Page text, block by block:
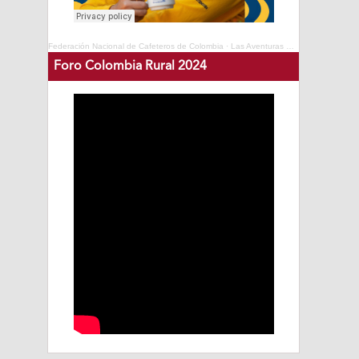
Federación Nacional de Cafeteros de Colombia · Las Aventuras del Profesor Yarumo - Cafés de Colombia Expo 2025
Foro Colombia Rural 2024